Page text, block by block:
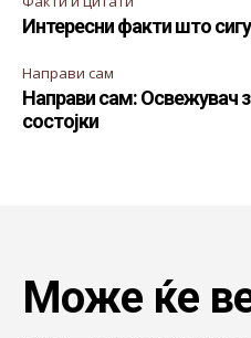
Интересни факти што
Направи сам
Направи сам: Освежувач
состојки
Може ќе